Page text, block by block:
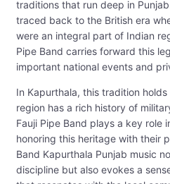
traditions that run deep in
traced back to the British era
were an integral part of Indian
Pipe Band carries forward this
important national events and
In Kapurthala, this tradition
region has a rich history of
Fauji Pipe Band plays a key role
honoring this heritage with their
Band Kapurthala Punjab music
discipline but also evokes a